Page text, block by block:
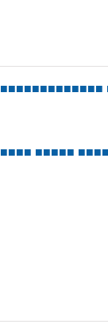
■■■■■■■■■■■■■
■■■■ ■■■■■ ■■■■